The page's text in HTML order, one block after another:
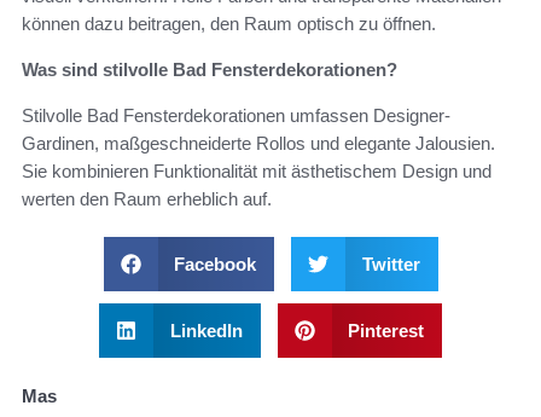
können dazu beitragen, den Raum optisch zu öffnen.
Was sind stilvolle Bad Fensterdekorationen?
Stilvolle Bad Fensterdekorationen umfassen Designer-
Gardinen, maßgeschneiderte Rollos und elegante Jalousien.
Sie kombinieren Funktionalität mit ästhetischem Design und
werten den Raum erheblich auf.
Facebook Twitter
LinkedIn Pinterest
Mas